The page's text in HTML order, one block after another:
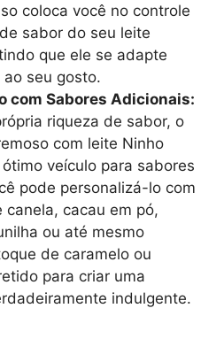
coloca você no controle
sabor do seu leite
que ele se adapte
seu gosto.
com Sabores Adicionais:
riqueza de sabor, o
com leite Ninho
veículo para sabores
pode personalizá-lo com
canela, cacau em pó,
ou até mesmo
de caramelo ou
para criar uma
indulgente.